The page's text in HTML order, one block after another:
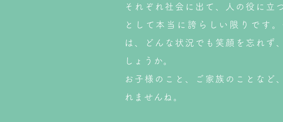
それぞれ社会に出て、人の役に立
として本当に誇らしい限りです
は、どんな状況でも笑顔を忘れず
しょうか。
お子様のこと、ご家族のことなど
れませんね。